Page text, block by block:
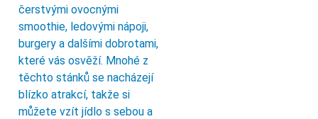
čerstvými ovocnými
smoothie, ledovými nápoji,
burgery a dalšími dobrotami,
které vás osvěží. Mnohé z
těchto stánků se nacházejí
blízko atrakcí, takže si
můžete vzít jídlo s sebou a